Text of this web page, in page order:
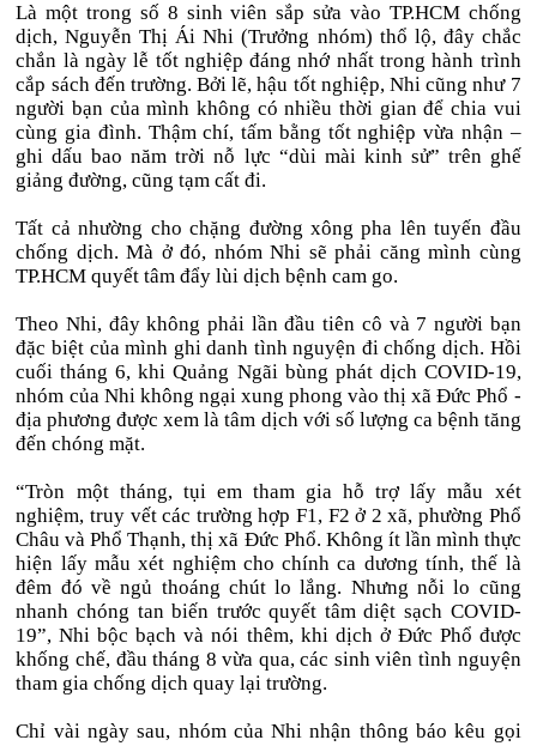
Là một trong số 8 sinh viên sắp sửa vào TP.HCM chống
dịch, Nguyễn Thị Ái Nhi (Trưởng nhóm) thổ lộ, đây chắc
chắn là ngày lễ tốt nghiệp đáng nhớ nhất trong hành trình
cắp sách đến trường. Bởi lẽ, hậu tốt nghiệp, Nhi cũng như 7
người bạn của mình không có nhiều thời gian để chia vui
cùng gia đình. Thậm chí, tấm bằng tốt nghiệp vừa nhận –
ghi dấu bao năm trời nỗ lực “dùi mài kinh sử” trên ghế
giảng đường, cũng tạm cất đi.
Tất cả nhường cho chặng đường xông pha lên tuyến đầu
chống dịch. Mà ở đó, nhóm Nhi sẽ phải căng mình cùng
TP.HCM quyết tâm đẩy lùi dịch bệnh cam go.
Theo Nhi, đây không phải lần đầu tiên cô và 7 người bạn
đặc biệt của mình ghi danh tình nguyện đi chống dịch. Hồi
cuối tháng 6, khi Quảng Ngãi bùng phát dịch COVID-19,
nhóm của Nhi không ngại xung phong vào thị xã Đức Phổ -
địa phương được xem là tâm dịch với số lượng ca bệnh tăng
đến chóng mặt.
“Tròn một tháng, tụi em tham gia hỗ trợ lấy mẫu xét
nghiệm, truy vết các trường hợp F1, F2 ở 2 xã, phường Phổ
Châu và Phổ Thạnh, thị xã Đức Phổ. Không ít lần mình thực
hiện lấy mẫu xét nghiệm cho chính ca dương tính, thế là
đêm đó về ngủ thoáng chút lo lắng. Nhưng nỗi lo cũng
nhanh chóng tan biến trước quyết tâm diệt sạch COVID-
19”, Nhi bộc bạch và nói thêm, khi dịch ở Đức Phổ được
khống chế, đầu tháng 8 vừa qua, các sinh viên tình nguyện
tham gia chống dịch quay lại trường.
Chỉ vài ngày sau, nhóm của Nhi nhận thông báo kêu gọi